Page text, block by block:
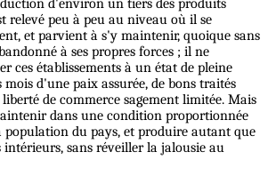
relevé peu à peu au niveau où il se
et parvient à s'y maintenir, quoique sans
à ses propres forces ; il ne
ces établissements à un état de pleine
mois d'une paix assurée, de bons traités
de commerce sagement limitée. Mais
dans une condition proportionnée
population du pays, et produire autant que
intérieurs, sans réveiller la jalousie au